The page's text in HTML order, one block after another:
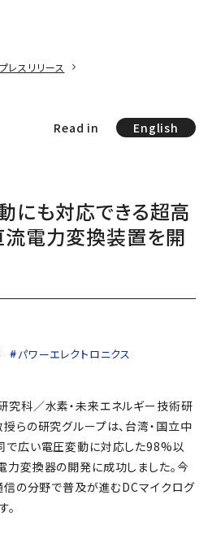
プレスリリース
Read in English
にも対応できる超高
電力変換装置を開
パワーエレクトロニクス
科／水素・未来エネルギー技術研
らの研究グループは、台湾・国立中
で広い電圧変動に対応した98%以
変換器の開発に成功しました。今
信の分野で普及が進むDCマイクログ